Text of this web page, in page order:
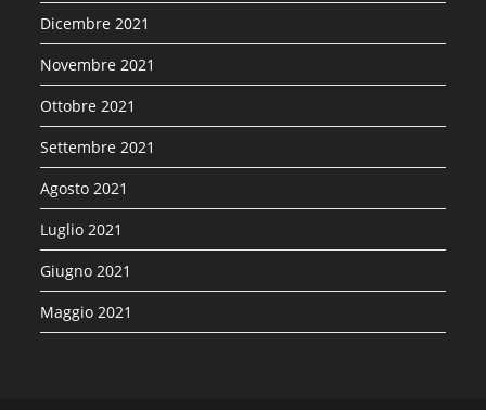
Dicembre 2021
Novembre 2021
Ottobre 2021
Settembre 2021
Agosto 2021
Luglio 2021
Giugno 2021
Maggio 2021